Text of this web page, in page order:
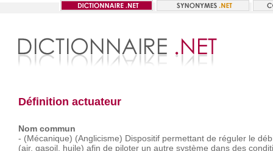
Définition actuateur
Nom commun
- (Mécanique) (Anglicisme) Dispositif permettant de réguler le
(air, gasoil, huile) afin de piloter un autre système dans des